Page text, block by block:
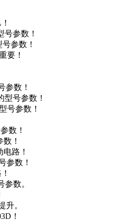
号参数！
参数！
要！
参数！
型号参数！
号参数！
数！
！
路！
参数！
数。
升。
！